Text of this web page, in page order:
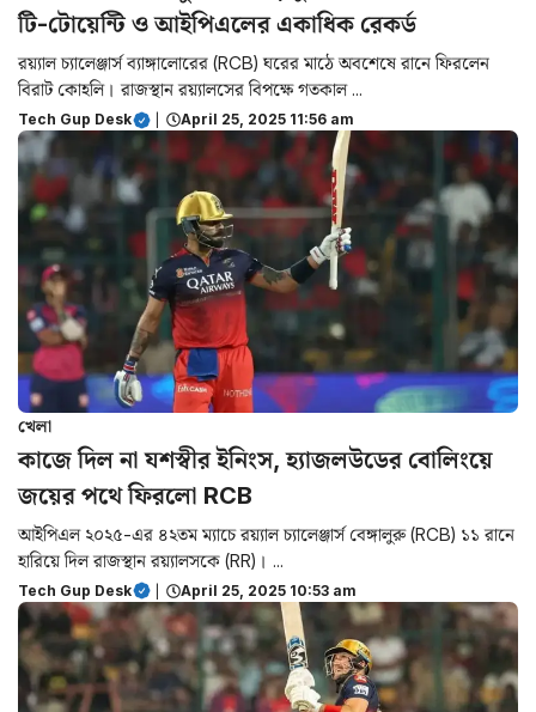
টি-টোয়েন্টি ও আইপিএলের একাধিক রেকর্ড
রয়্যাল চ্যালেঞ্জার্স ব্যাঙ্গালোরের (RCB) ঘরের মাঠে অবশেষে রানে ফিরলেন
বিরাট কোহলি। রাজস্থান রয়্যালসের বিপক্ষে গতকাল ...
Tech Gup Desk April 25, 2025 11:56 am
খেলা
কাজে দিল না যশস্বীর ইনিংস, হ্যাজলউডের বোলিংয়ে
জয়ের পথে ফিরলো RCB
আইপিএল ২০২৫-এর ৪২তম ম্যাচে রয়্যাল চ্যালেঞ্জার্স বেঙ্গালুরু (RCB) ১১ রানে
হারিয়ে দিল রাজস্থান রয়্যালসকে (RR)। ...
Tech Gup Desk | April 25, 2025 10:53 am